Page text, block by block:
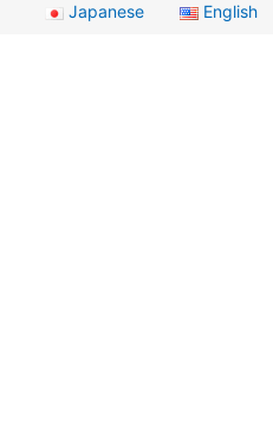
Japanese English